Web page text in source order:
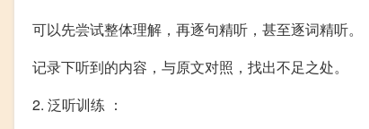
可以先尝试整体理解，再逐句精听，甚至逐词精听。
记录下听到的内容，与原文对照，找出不足之处。
2. 泛听训练 ：